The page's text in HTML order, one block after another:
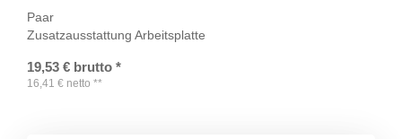
Paar
Zusatzausstattung Arbeitsplatte
19,53 € brutto *
16,41 € netto **